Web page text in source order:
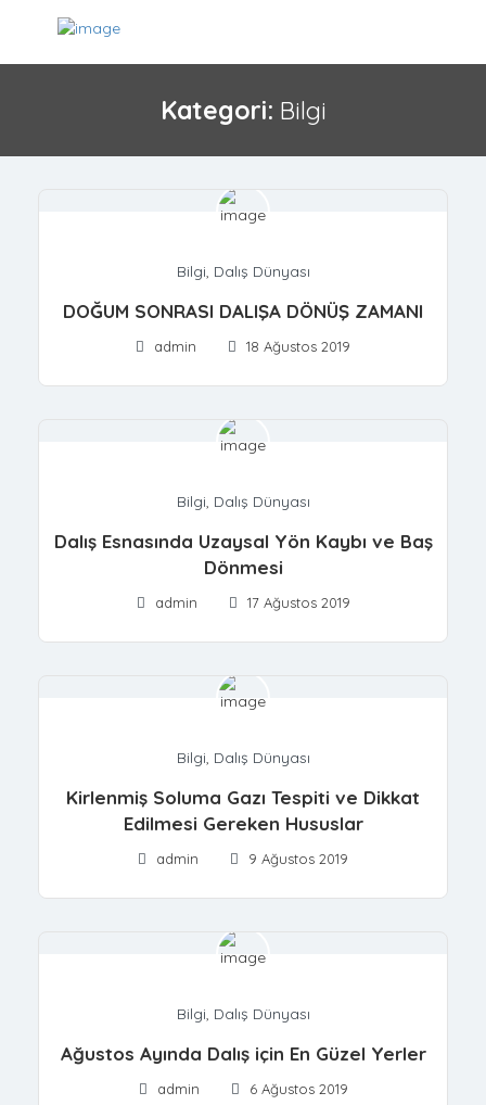
Kategori: Bilgi
Bilgi, Dalış Dünyası
DOĞUM SONRASI DALIŞA DÖNÜŞ ZAMANI
admin 18 Ağustos 2019
Bilgi, Dalış Dünyası
Dalış Esnasında Uzaysal Yön Kaybı ve Baş
Dönmesi
admin 17 Ağustos 2019
Bilgi, Dalış Dünyası
Kirlenmiş Soluma Gazı Tespiti ve Dikkat
Edilmesi Gereken Hususlar
admin 9 Ağustos 2019
Bilgi, Dalış Dünyası
Ağustos Ayında Dalış için En Güzel Yerler
admin 6 Ağustos 2019